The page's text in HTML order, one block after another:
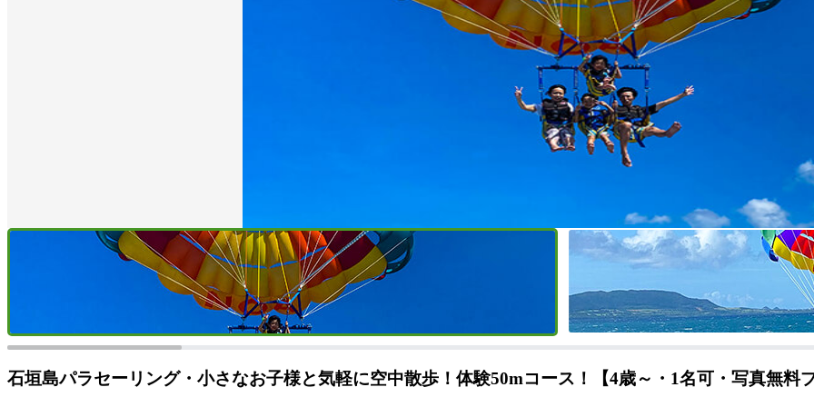
石垣島パラセーリング・小さなお子様と気軽に空中散歩！体験50mコース！【4歳～・1名可・写真無料